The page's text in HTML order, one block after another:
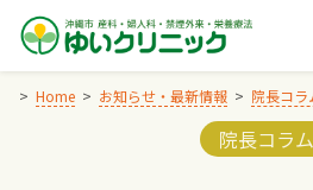
Skip
content
Home お知らせ・最新情報 院長コラ
Categories:
院長コラム